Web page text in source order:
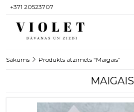
+371 20523707
Sākums Produkts atzīmēts “Maigais”
MAIGAIS